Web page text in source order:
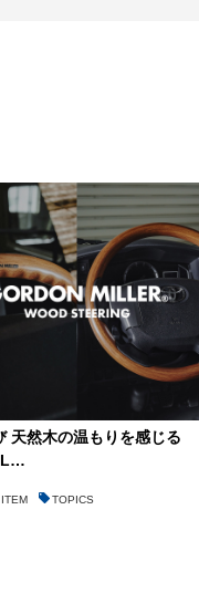
天然木の温もりを感じる
ITEM TOPICS